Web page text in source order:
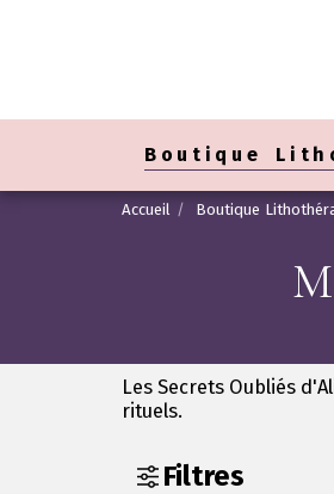
Boutique
Accueil Boutique
Les Secrets Oubliés
rituels.
Filtres